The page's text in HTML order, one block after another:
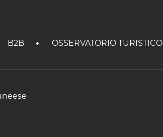
B2B OSSERVATORIO TURISTICO